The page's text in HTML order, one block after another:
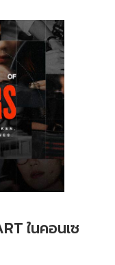
ในคอนเซ